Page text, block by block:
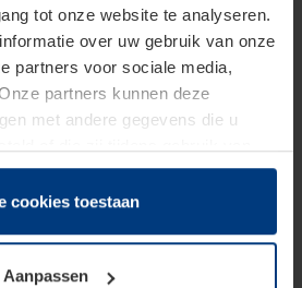
tot onze website te analyseren.
over uw gebruik van onze
partners voor sociale media,
partners kunnen deze
met andere gegevens die u
verzameld.
recht om cookies op uw
vereist is. Voor alle andere
toestemming benodigd. Uw
cookies toestaan
Aanpassen